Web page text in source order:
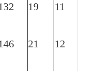
19 11
21 12